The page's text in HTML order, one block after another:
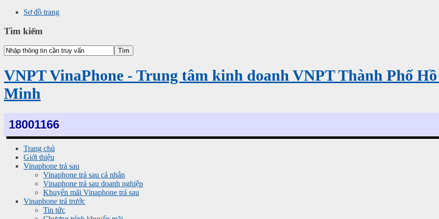
Sơ đồ trang
Tìm kiếm
VNPT VinaPhone - Trung tâm kinh doanh VNPT Thành Phố
Minh
18001166
Trang chủ
Giới thiệu
Vinaphone trả sau
Vinaphone trả sau cá nhân
Vinaphone trả sau doanh nghiệp
Khuyến mãi Vinaphone trả sau
Vinaphone trả trước
Tin tức